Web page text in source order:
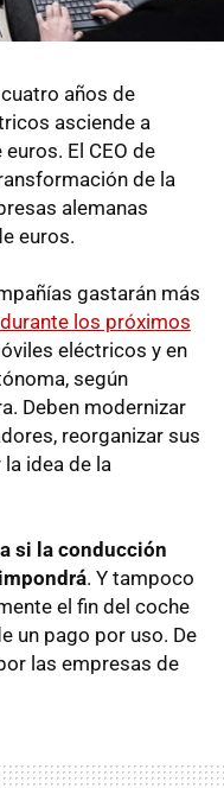
años de
asciende a
El CEO de
de la
alemanas
euros.
gastarán más
los próximos
eléctricos y en
según
Deben modernizar
reorganizar sus
idea de la
si la conducción
. Y tampoco
el fin del coche
un pago por uso. De
las empresas de